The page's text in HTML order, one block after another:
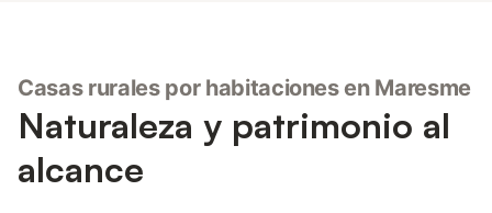
Casas rurales por habitaciones en Maresme
Naturaleza y patrimonio al
alcance